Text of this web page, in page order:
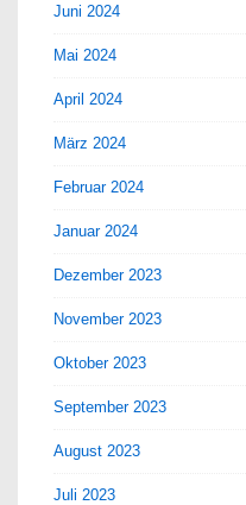
Juni 2024
Mai 2024
April 2024
März 2024
Februar 2024
Januar 2024
Dezember 2023
November 2023
Oktober 2023
September 2023
August 2023
Juli 2023